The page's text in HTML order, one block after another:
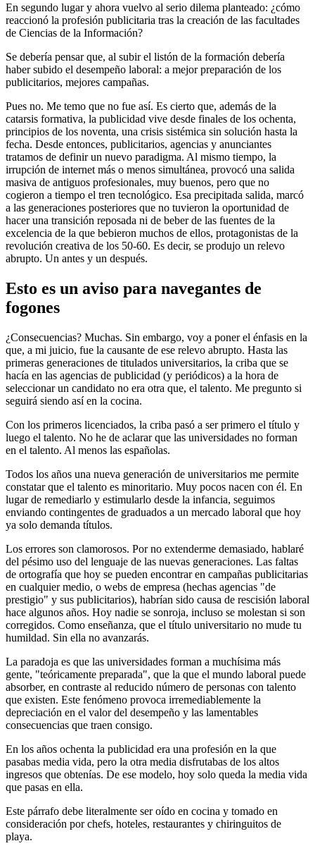
En segundo lugar y ahora vuelvo al serio dilema planteado: ¿cómo
reaccionó la profesión publicitaria tras la creación de las facultades
de Ciencias de la Información?
Se debería pensar que, al subir el listón de la formación debería
haber subido el desempeño laboral: a mejor preparación de los
publicitarios, mejores campañas.
Pues no. Me temo que no fue así. Es cierto que, además de la
catarsis formativa, la publicidad vive desde finales de los ochenta,
principios de los noventa, una crisis sistémica sin solución hasta la
fecha. Desde entonces, publicitarios, agencias y anunciantes
tratamos de definir un nuevo paradigma. Al mismo tiempo, la
irrupción de internet más o menos simultánea, provocó una salida
masiva de antiguos profesionales, muy buenos, pero que no
cogieron a tiempo el tren tecnológico. Esa precipitada salida, marcó
a las generaciones posteriores que no tuvieron la oportunidad de
hacer una transición reposada ni de beber de las fuentes de la
excelencia de la que bebieron muchos de ellos, protagonistas de la
revolución creativa de los 50-60. Es decir, se produjo un relevo
abrupto. Un antes y un después.
Esto es un aviso para navegantes de
fogones
¿Consecuencias? Muchas. Sin embargo, voy a poner el énfasis en la
que, a mi juicio, fue la causante de ese relevo abrupto. Hasta las
primeras generaciones de titulados universitarios, la criba que se
hacía en las agencias de publicidad (y periódicos) a la hora de
seleccionar un candidato no era otra que, el talento. Me pregunto si
seguirá siendo así en la cocina.
Con los primeros licenciados, la criba pasó a ser primero el título y
luego el talento. No he de aclarar que las universidades no forman
en el talento. Al menos las españolas.
Todos los años una nueva generación de universitarios me permite
constatar que el talento es minoritario. Muy pocos nacen con él. En
lugar de remediarlo y estimularlo desde la infancia, seguimos
enviando contingentes de graduados a un mercado laboral que hoy
ya solo demanda títulos.
Los errores son clamorosos. Por no extenderme demasiado, hablaré
del pésimo uso del lenguaje de las nuevas generaciones. Las faltas
de ortografía que hoy se pueden encontrar en campañas publicitarias
en cualquier medio, o webs de empresa (hechas agencias "de
prestigio" y sus publicitarios), habrían sido causa de rescisión laboral
hace algunos años. Hoy nadie se sonroja, incluso se molestan si son
corregidos. Como enseñanza, que el título universitario no mude tu
humildad. Sin ella no avanzarás.
La paradoja es que las universidades forman a muchísima más
gente, "teóricamente preparada", que la que el mundo laboral puede
absorber, en contraste al reducido número de personas con talento
que existen. Este fenómeno provoca irremediablemente la
depreciación en el valor del desempeño y las lamentables
consecuencias que traen consigo.
En los años ochenta la publicidad era una profesión en la que
pasabas media vida, pero la otra media disfrutabas de los altos
ingresos que obtenías. De ese modelo, hoy solo queda la media vida
que pasas en ella.
Este párrafo debe literalmente ser oído en cocina y tomado en
consideración por chefs, hoteles, restaurantes y chiringuitos de
playa.